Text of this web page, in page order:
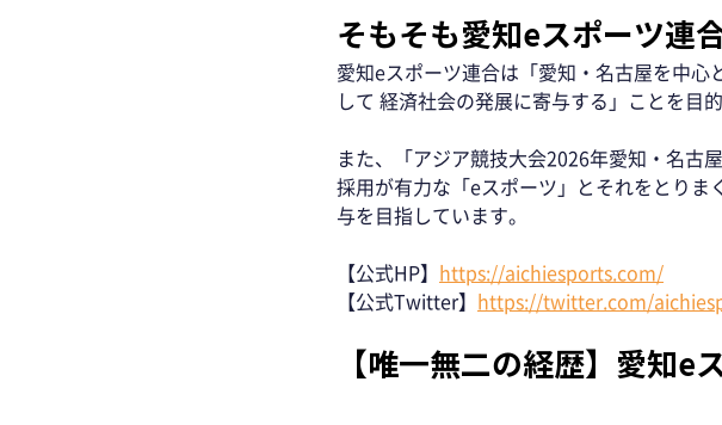
そもそも愛知eスポーツ連
愛知eスポーツ連合は「愛知・名古屋を中
して 経済社会の発展に寄与する」ことを目
また、「アジア競技大会2026年愛知・名古
採用が有力な「eスポーツ」とそれをとりま
与を目指しています。
【公式HP】
https://aichiesports.com/
【公式Twitter】
https://twitter.com/
【唯一無二の経歴】愛知e